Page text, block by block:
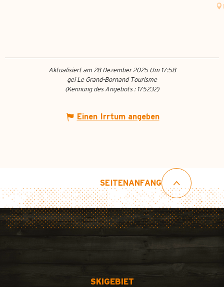
Aktualisiert am 28 Dezember 2025 Um 17:58
gei Le Grand-Bornand Tourisme
(Kennung des Angebots : 175232)
Einen Irrtum angeben
SEITENANFANG
SKIGEBIET